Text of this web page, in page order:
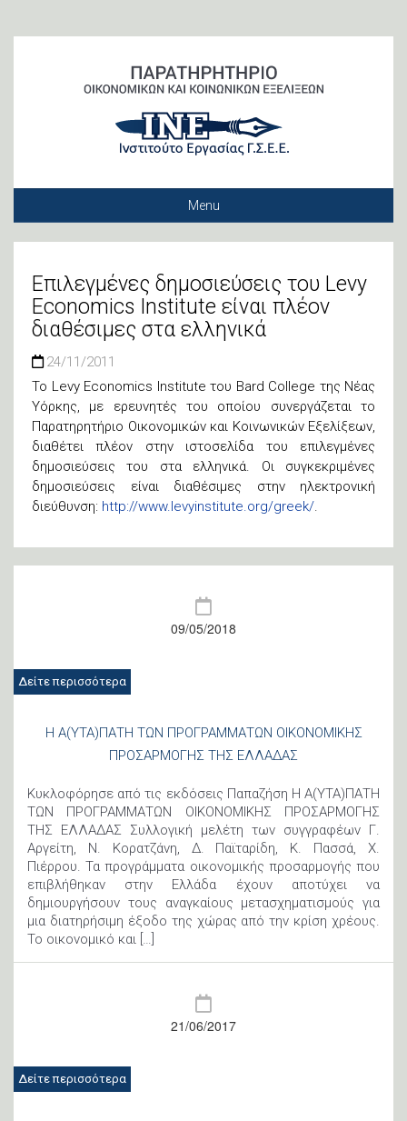
Menu
Επιλεγμένες δημοσιεύσεις του Levy
Economics Institute είναι πλέον
διαθέσιμες στα ελληνικά
24/11/2011
Το Levy Economics Institute του Bard College της Νέας
Υόρκης, με ερευνητές του οποίου συνεργάζεται το
Παρατηρητήριο Οικονομικών και Κοινωνικών Εξελίξεων,
διαθέτει πλέον στην ιστοσελίδα του επιλεγμένες
δημοσιεύσεις του στα ελληνικά. Οι συγκεκριμένες
δημοσιεύσεις είναι διαθέσιμες στην ηλεκτρονική
διεύθυνση: http://www.levyinstitute.org/greek/.
09/05/2018
Δείτε περισσότερα
Η Α(ΥΤΑ)ΠΑΤΗ ΤΩΝ ΠΡΟΓΡΑΜΜΑΤΩΝ ΟΙΚΟΝΟΜΙΚΗΣ
ΠΡΟΣΑΡΜΟΓΗΣ ΤΗΣ ΕΛΛΑΔΑΣ
Κυκλοφόρησε από τις εκδόσεις Παπαζήση Η Α(ΥΤΑ)ΠΑΤΗ
ΤΩΝ ΠΡΟΓΡΑΜΜΑΤΩΝ ΟΙΚΟΝΟΜΙΚΗΣ ΠΡΟΣΑΡΜΟΓΗΣ
ΤΗΣ ΕΛΛΑΔΑΣ Συλλογική μελέτη των συγγραφέων Γ.
Αργείτη, Ν. Κορατζάνη, Δ. Παϊταρίδη, Κ. Πασσά, Χ.
Πιέρρου. Τα προγράμματα οικονομικής προσαρμογής που
επιβλήθηκαν στην Ελλάδα έχουν αποτύχει να
δημιουργήσουν τους αναγκαίους μετασχηματισμούς για
μια διατηρήσιμη έξοδο της χώρας από την κρίση χρέους.
Το οικονομικό και […]
21/06/2017
Δείτε περισσότερα